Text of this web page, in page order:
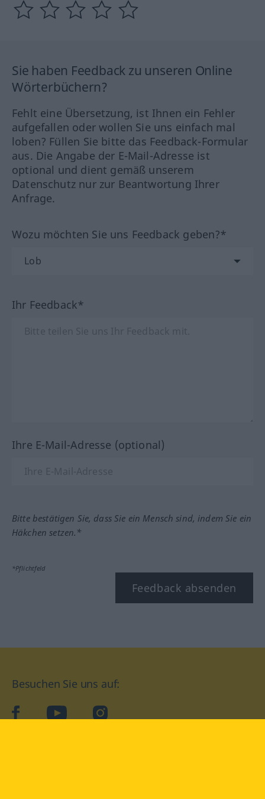
Sie haben Feedback zu unseren Online
Wörterbüchern?
Fehlt eine Übersetzung, ist Ihnen ein Fehler
aufgefallen oder wollen Sie uns einfach mal
loben? Füllen Sie bitte das Feedback-Formular
aus. Die Angabe der E-Mail-Adresse ist
optional und dient gemäß unserem
Datenschutz nur zur Beantwortung Ihrer
Anfrage.
Wozu möchten Sie uns Feedback geben?*
Ihr Feedback*
Ihre E-Mail-Adresse (optional)
Bitte bestätigen Sie, dass Sie ein Mensch sind, indem Sie ein
Häkchen setzen.*
*Pflichtfeld
Feedback absenden
Besuchen Sie uns auf:
facebookYouTube Instagram